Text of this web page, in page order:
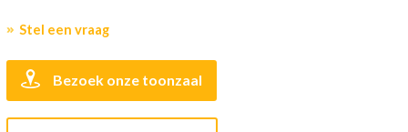
Stel een vraag
Bezoek onze toonzaal